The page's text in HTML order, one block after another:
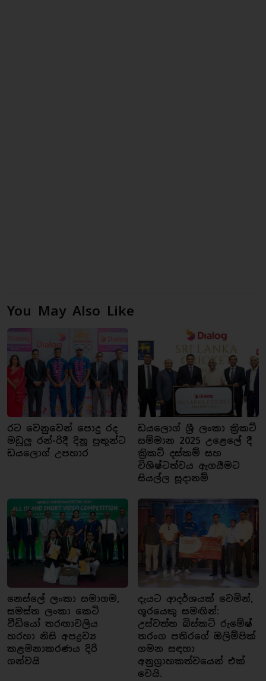
You May Also Like
රට වෙනුවෙන් පොදු රද
මඩුලු රන්-රිදී දිනූ පුතුන්ට
ඩයලොග් උපහාර
ඩයලොග් ශ්‍රී ලංකා ක්‍රිකට්
සම්මාන 2025 උළෙලේ දී
ක්‍රිකට් දස්කම් සහ
විශිෂ්ටත්වය ඇගයීමට
සියල්ල සූදානම්
නෙස්ලේ ලංකා සමාගම,
සමස්ත ලංකා කෙටි
වීඩියෝ තරඟාවලිය
හරහා නිසි අපද්‍රව්‍ය
කළමනාකරණය දිරි
ගන්වයි
දැයට ආදර්ශයක් වෙමින්,
ශූරයෙකු සමඟින්:
උස්වත්ත බිස්කට් රුමේෂ්
තරංග පතිරගේ ඔලිම්පික්
ගමන සඳහා
අනුග්‍රාහකත්වයෙන් එක්
වෙයි.